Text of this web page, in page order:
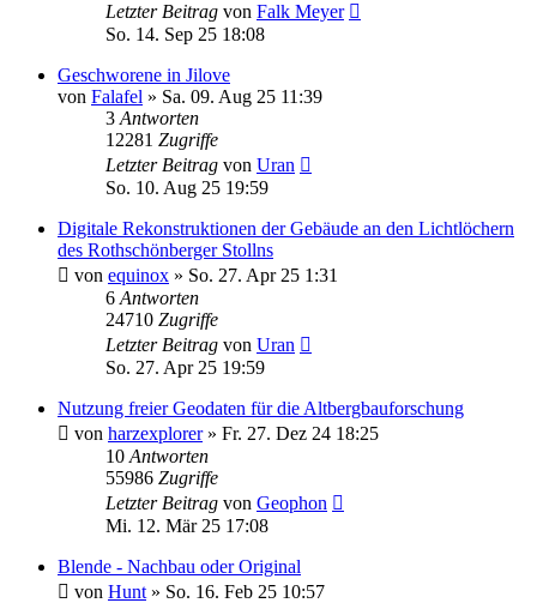
Letzter Beitrag von Falk Meyer
So. 14. Sep 25 18:08
Geschworene in Jilove
von Falafel » Sa. 09. Aug 25 11:39
3 Antworten
12281 Zugriffe
Letzter Beitrag von Uran
So. 10. Aug 25 19:59
Digitale Rekonstruktionen der Gebäude an den Lichtlöchern
des Rothschönberger Stollns
von equinox » So. 27. Apr 25 1:31
6 Antworten
24710 Zugriffe
Letzter Beitrag von Uran
So. 27. Apr 25 19:59
Nutzung freier Geodaten für die Altbergbauforschung
von harzexplorer» Fr. 27. Dez 24 18:25
10 Antworten
55986 Zugriffe
Letzter Beitrag von Geophon
Mi. 12. Mär 25 17:08
Blende - Nachbau oder Original
von Hunt » So. 16. Feb 25 10:57